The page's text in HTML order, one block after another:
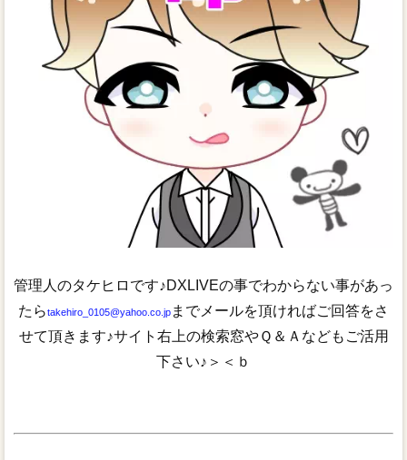
管理人のタケヒロです♪DXLIVEの事でわからない事があっ
たらtakehiro_0105@yahoo.co.jp までメールを頂ければご回答をさ
せて頂きます♪サイト右上の検索窓やＱ＆Ａなどもご活用
下さい♪＞＜ｂ